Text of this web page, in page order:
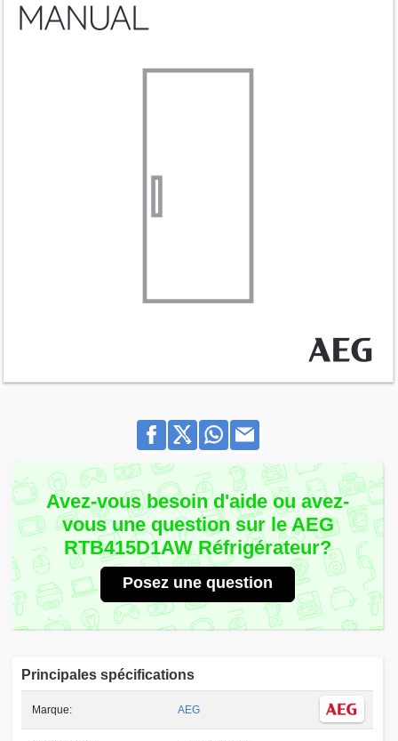
Avez-vous besoin d'aide ou avez-
vous une question sur le AEG
RTB415D1AW Réfrigérateur?
Posez une question
Principales spécifications
Marque: AEG